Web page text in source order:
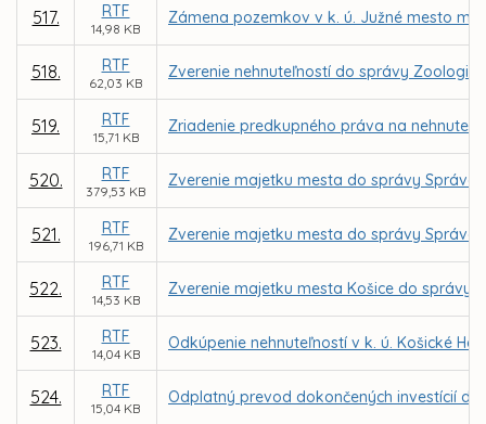
517. RTF
14,98 KB
Zámena pozemkov v k. ú. Južné mesto
518. RTF
62,03 KB
Zverenie nehnuteľností do správy
519. RTF
15,71 KB
Zriadenie predkupného práva na
520. RTF
379,53 KB
Zverenie majetku mesta do správy Správe
521. RTF
196,71 KB
Zverenie majetku mesta do správy Správe
522. RTF
14,53 KB
Zverenie majetku mesta Košice do správy
523. RTF
14,04 KB
Odkúpenie nehnuteľností v k. ú. Košické
524. RTF
15,04 KB
Odplatný prevod dokončených investícií